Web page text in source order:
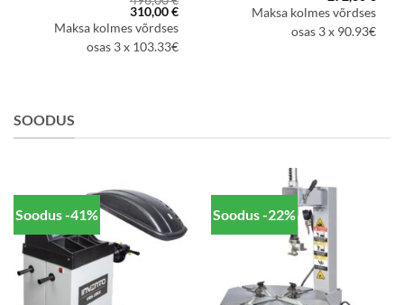
Algne
hind
oli:
496,00 €.
310,00€Praegune
on:
310,00 €.
Maksa kolmes võrdses
osas 3 x 103.33€
hind
oli:
310,00 €.
on:
Maksa kolmes võrdses
osas 3 x 90.93€
SOODUS
Soodus -41% Soodus -22%